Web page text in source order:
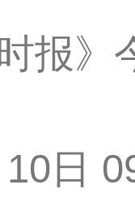
报》
日